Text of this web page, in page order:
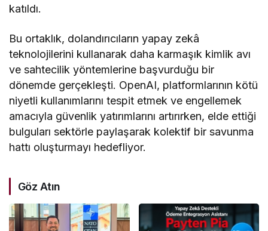
katıldı.
Bu ortaklık, dolandırıcıların yapay zekâ
teknolojilerini kullanarak daha karmaşık kimlik avı
ve sahtecilik yöntemlerine başvurduğu bir
dönemde gerçekleşti. OpenAI, platformlarının kötü
niyetli kullanımlarını tespit etmek ve engellemek
amacıyla güvenlik yatırımlarını artırırken, elde ettiği
bulguları sektörle paylaşarak kolektif bir savunma
hattı oluşturmayı hedefliyor.
Göz Atın